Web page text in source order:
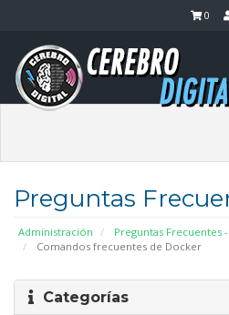
0
Preguntas
Administración Preguntas Frecuentes -
Comandos frecuentes de Docker
Categorías